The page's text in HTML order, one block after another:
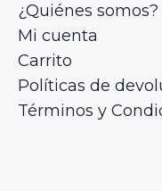
¿Quiénes somos?
Mi cuenta
Carrito
Políticas de
Términos y